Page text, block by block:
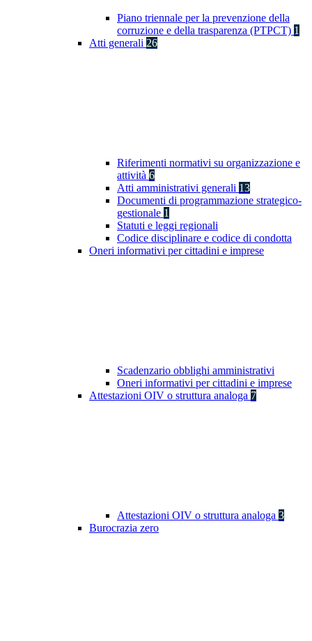
Piano triennale per la prevenzione della
corruzione e della trasparenza (PTPCT) 1
Atti generali 26
Riferimenti normativi su organizzazione e
attività 6
Atti amministrativi generali 13
Documenti di programmazione strategico-
gestionale 1
Statuti e leggi regionali
Codice disciplinare e codice di condotta
Oneri informativi per cittadini e imprese
Scadenzario obblighi amministrativi
Oneri informativi per cittadini e imprese
Attestazioni OIV o struttura analoga 7
Attestazioni OIV o struttura analoga 3
Burocrazia zero